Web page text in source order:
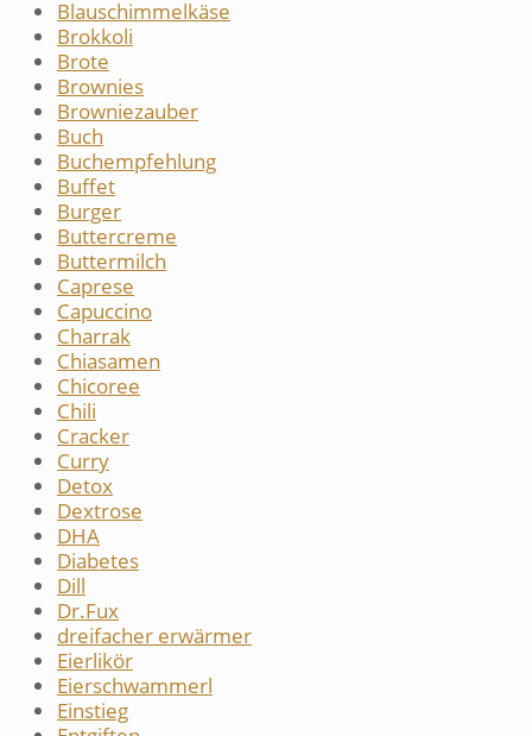
Blauschimmelkäse
Brokkoli
Brote
Brownies
Browniezauber
Buch
Buchempfehlung
Buffet
Burger
Buttercreme
Buttermilch
Caprese
Capuccino
Charrak
Chiasamen
Chicoree
Chili
Cracker
Curry
Detox
Dextrose
DHA
Diabetes
Dill
Dr.Fux
dreifacher erwärmer
Eierlikör
Eierschwammerl
Einstieg